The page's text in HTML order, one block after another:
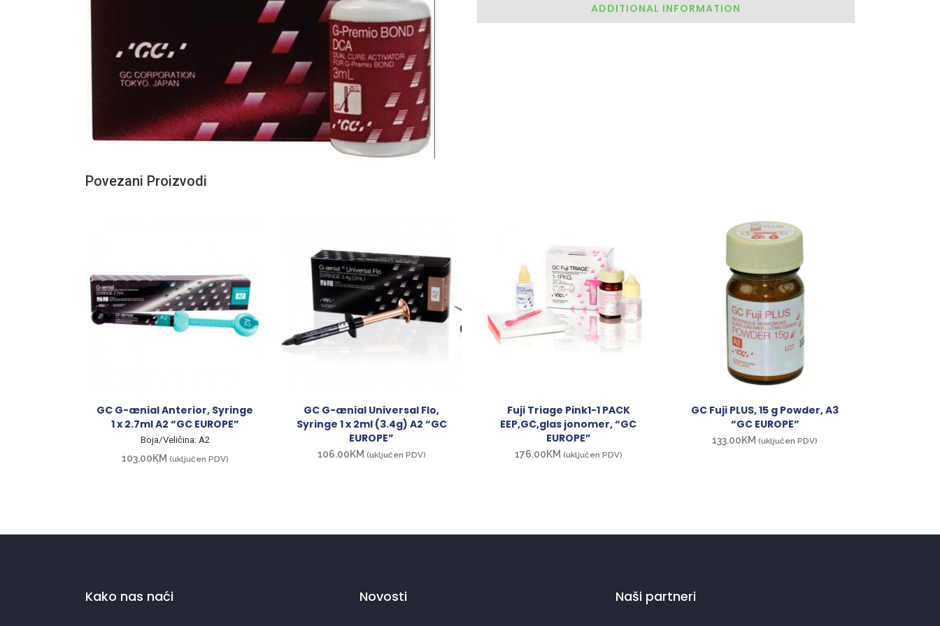
ADDITIONAL INFORMATION
Povezani Proizvodi
GC G-ænial Anterior, Syringe
1 x 2.7ml A2 “GC EUROPE”
Boja/Veličina: A2
103.00KM (uključen PDV)
GC G-ænial Universal Flo,
Syringe 1 x 2ml (3.4g) A2 “GC
EUROPE”
106.00KM (uključen PDV)
Fuji Triage Pink1-1 PACK
EEP,GC,glas jonomer, “GC
EUROPE”
176.00KM (uključen PDV)
GC Fuji PLUS, 15 g Powder, A3
“GC EUROPE”
133.00KM (uključen PDV)
Kako nas naći Novosti Naši partneri